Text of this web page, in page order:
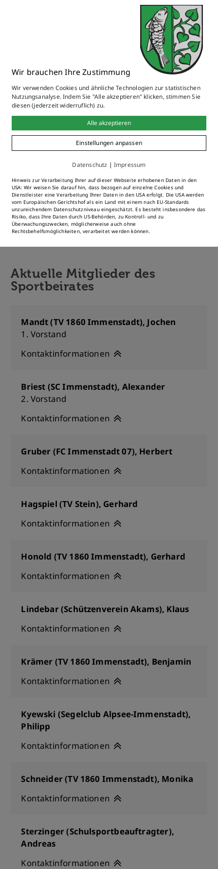
XLSX74 KB
Bitte überprüfen:die Formulare sind so
gestaltet, dass zum einen die notwendigen
Daten erfasst werden können, andererseits
sind sie dem Bemühen unterworfen, eine
einfache und schnelle Bearbeitung (auch der
Verwaltung) sicherzustellen. Bitte verwenden
Sie deshalb nur diese Formulare.
Hilfe zu einem der Formulare oder
Verbesserungsvorschläge: Herbert Gruber, E-
Mail:he.gruber(at)web.de
Aktuelle Mitglieder des
Sportbeirates
Mandt (TV 1860 Immenstadt), Jochen
1. Vorstand
Kontaktinformationen
Briest (SC Immenstadt), Alexander
2. Vorstand
Kontaktinformationen
Gruber (FC Immenstadt 07), Herbert
Kontaktinformationen
Hagspiel (TV Stein), Gerhard
Kontaktinformationen
Honold (TV 1860 Immenstadt), Gerhard
Kontaktinformationen
Lindebar (Schützenverein Akams), Klaus
Kontaktinformationen
Krämer (TV 1860 Immenstadt), Benjamin
Kontaktinformationen
Kyewski (Segelclub Alpsee-Immenstadt),
Philipp
Kontaktinformationen
Schneider (TV 1860 Immenstadt), Monika
Kontaktinformationen
Sterzinger (Schulsportbeauftragter),
Andreas
Kontaktinformationen
Wir brauchen Ihre Zustimmung
Wir verwenden Cookies und ähnliche Technologien zur statistischen
Nutzungsanalyse. Indem Sie "Alle akzeptieren" klicken, stimmen Sie
diesen (jederzeit widerruflich) zu.
Alle akzeptieren
Einstellungen anpassen
Datenschutz | Impressum
Hinweis zur Verarbeitung Ihrer auf dieser Webseite erhobenen Daten in den
USA: Wir weisen Sie darauf hin, dass bezogen auf einzelne Cookies und
Dienstleister eine Verarbeitung Ihrer Daten in den USA erfolgt. Die USA werden
vom Europäischen Gerichtshof als ein Land mit einem nach EU-Standards
unzureichendem Datenschutzniveau eingeschätzt. Es besteht insbesondere das
Risiko, dass Ihre Daten durch US-Behörden, zu Kontroll- und zu
Überwachungszwecken, möglicherweise auch ohne
Rechtsbehelfsmöglichkeiten, verarbeitet werden können.